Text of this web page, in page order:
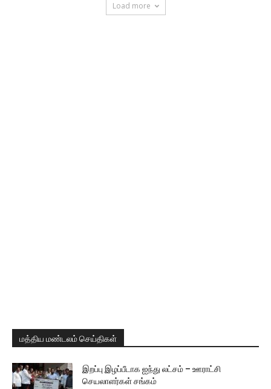
Load more
மத்திய மண்டலம் செய்திகள்
இறப்பு இழப்பீடாக ஐந்து லட்சம் – ஊராட்சி
செயலாளர்கள் சங்கம்